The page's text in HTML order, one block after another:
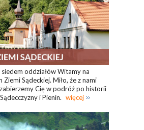
siedem oddziałów Witamy na
Sądeckiej. Miło, że z nami
Cię w podróż po historii
i Pienin. więcej